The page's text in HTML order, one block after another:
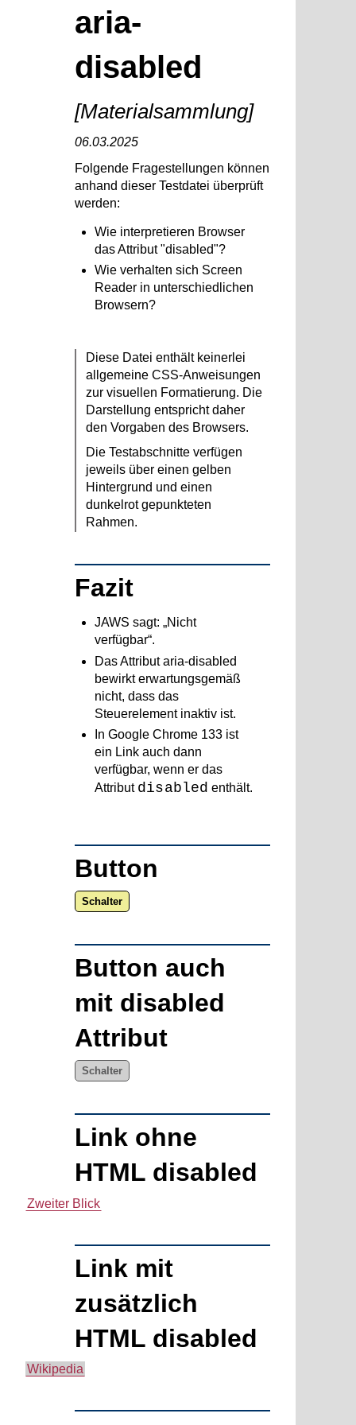
aria-
disabled
[Materialsammlung]
06.03.2025
Folgende Fragestellungen können
anhand dieser Testdatei überprüft
werden:
Wie interpretieren Browser
das Attribut "disabled"?
Wie verhalten sich Screen
Reader in unterschiedlichen
Browsern?
Diese Datei enthält keinerlei
allgemeine CSS-Anweisungen
zur visuellen Formatierung. Die
Darstellung entspricht daher
den Vorgaben des Browsers.
Die Testabschnitte verfügen
jeweils über einen gelben
Hintergrund und einen
dunkelrot gepunkteten
Rahmen.
Fazit
JAWS sagt: „Nicht
verfügbar“.
Das Attributaria-disabled
bewirkt erwartungsgemäß
nicht, dass das
Steuerelement inaktiv ist.
In Google Chrome 133 ist
ein Link auch dann
verfügbar, wenn er das
Attribut disabled enthält.
Button
Schalter
Button auch
mit disabled
Attribut
Schalter
Link ohne
HTML disabled
Zweiter Blick
Link mit
zusätzlich
HTML disabled
Wikipedia